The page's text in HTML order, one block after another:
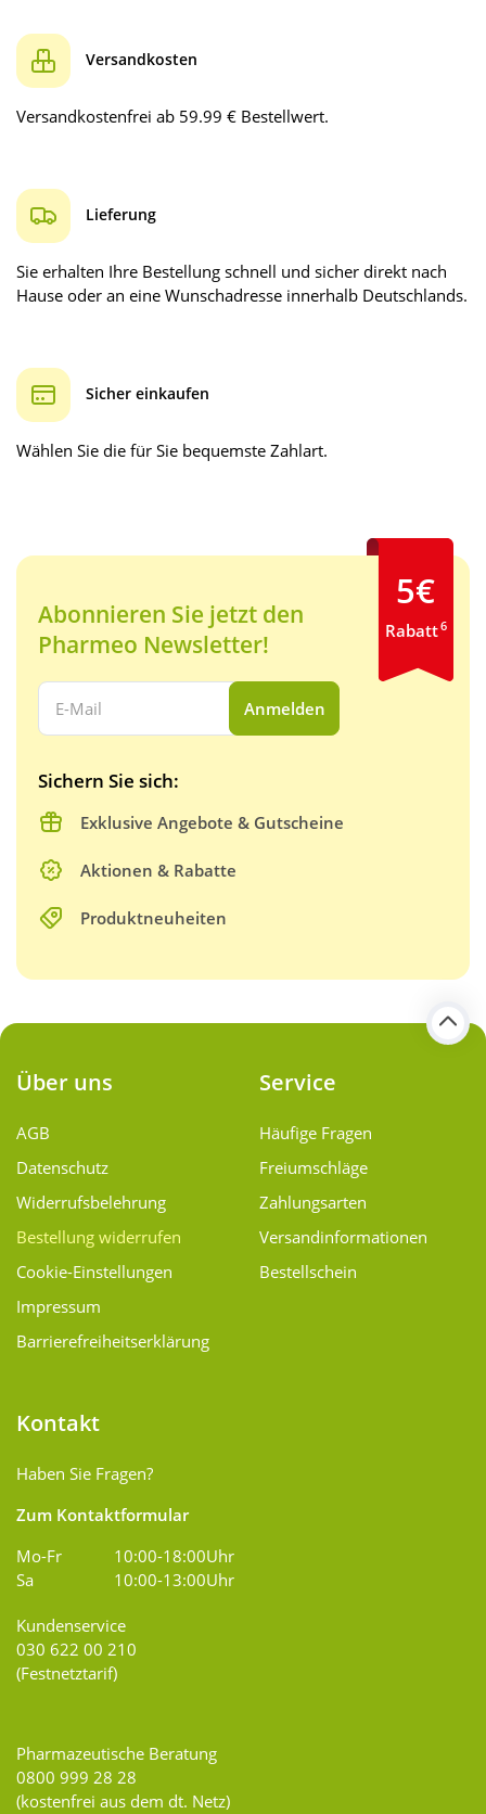
Versandkosten
Versandkostenfrei ab 59.99 € Bestellwert.
Lieferung
Sie erhalten Ihre Bestellung schnell und sicher direkt nach
Hause oder an eine Wunschadresse innerhalb Deutschlands.
Sicher einkaufen
Wählen Sie die für Sie bequemste Zahlart.
Abonnieren Sie jetzt den
Pharmeo Newsletter!
Ihre E-Mail Adresse:
Anmelden
Sichern Sie sich:
Exklusive Angebote & Gutscheine
Aktionen & Rabatte
Produktneuheiten
5€
Rabatt6
Über uns
AGB
Datenschutz
Widerrufsbelehrung
Bestellung widerrufen
Cookie-Einstellungen
Impressum
Barrierefreiheitserklärung
Service
Häufige Fragen
Freiumschläge
Zahlungsarten
Versand­informationen
Bestellschein
Kontakt
Haben Sie Fragen?
Zum Kontaktformular
Mo-Fr
10:00-18:00Uhr
Sa
10:00-13:00Uhr
Kundenservice
030 622 00 210
(Festnetztarif)
Pharmazeutische Beratung
0800 999 28 28
(kostenfrei aus dem dt. Netz)